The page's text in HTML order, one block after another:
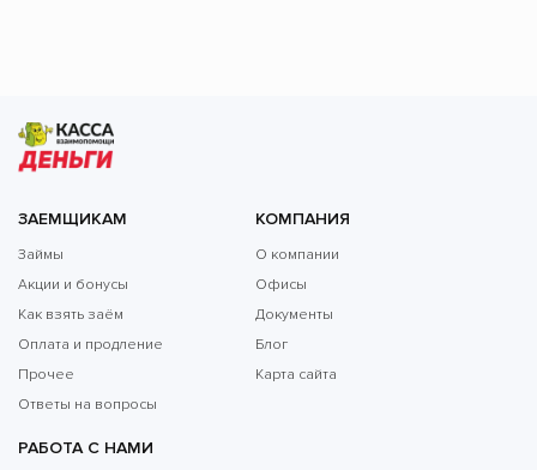
ЗАЕМЩИКАМ
Займы
Акции и бонусы
Как взять заём
Оплата и продление
Прочее
Ответы на вопросы
КОМПАНИЯ
О компании
Офисы
Документы
Блог
Карта сайта
РАБОТА С НАМИ